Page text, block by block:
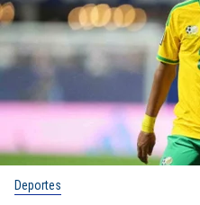
Deportes